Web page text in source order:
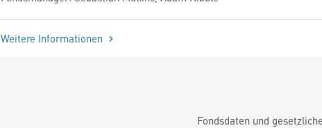
Weitere Informationen
Fondsdaten und